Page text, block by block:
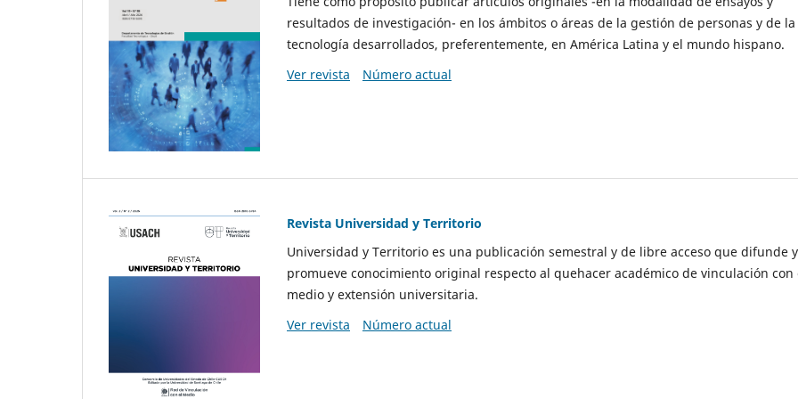
resultados de investigación- en los ámbitos o áreas de la gestión de personas y de la
tecnología desarrollados, preferentemente, en América Latina y el mundo hispano.
Ver revista
Número actual
Revista Universidad y Territorio
Universidad y Territorio es una publicación semestral y de libre acceso que difunde y
promueve conocimiento original respecto al quehacer académico de vinculación con
medio y extensión universitaria.
Ver revista
Número actual